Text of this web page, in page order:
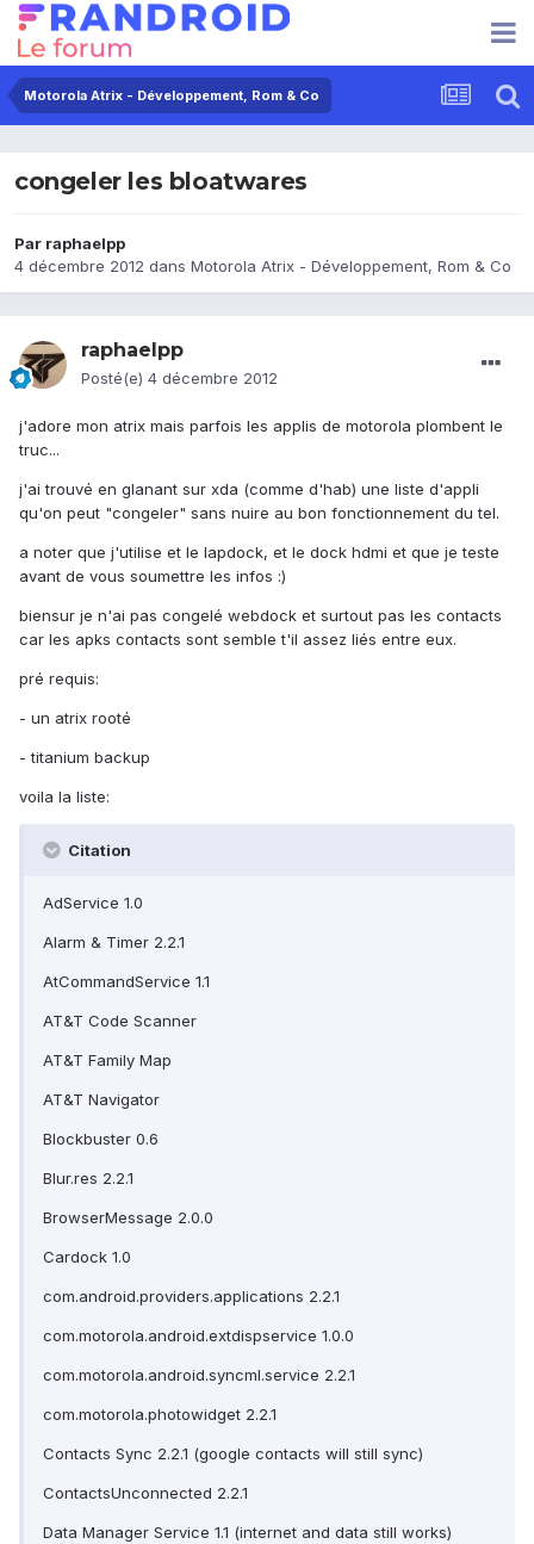
Motorola Atrix - Développement, Rom & Co
congeler les bloatwares
Par raphaelpp
4 décembre 2012 dans Motorola Atrix - Développement, Rom & Co
raphaelpp
Posté(e) 4 décembre 2012
j'adore mon atrix mais parfois les applis de motorola plombent le
truc...
j'ai trouvé en glanant sur xda (comme d'hab) une liste d'appli
qu'on peut "congeler" sans nuire au bon fonctionnement du tel.
a noter que j'utilise et le lapdock, et le dock hdmi et que je teste
avant de vous soumettre les infos :)
biensur je n'ai pas congelé webdock et surtout pas les contacts
car les apks contacts sont semble t'il assez liés entre eux.
pré requis:
- un atrix rooté
- titanium backup
voila la liste:
Citation
AdService 1.0
Alarm & Timer 2.2.1
AtCommandService 1.1
AT&T Code Scanner
AT&T Family Map
AT&T Navigator
Blockbuster 0.6
Blur.res 2.2.1
BrowserMessage 2.0.0
Cardock 1.0
com.android.providers.applications 2.2.1
com.motorola.android.extdispservice 1.0.0
com.motorola.android.syncml.service 2.2.1
com.motorola.photowidget 2.2.1
Contacts Sync 2.2.1 (google contacts will still sync)
ContactsUnconnected 2.2.1
Data Manager Service 1.1 (internet and data still works)